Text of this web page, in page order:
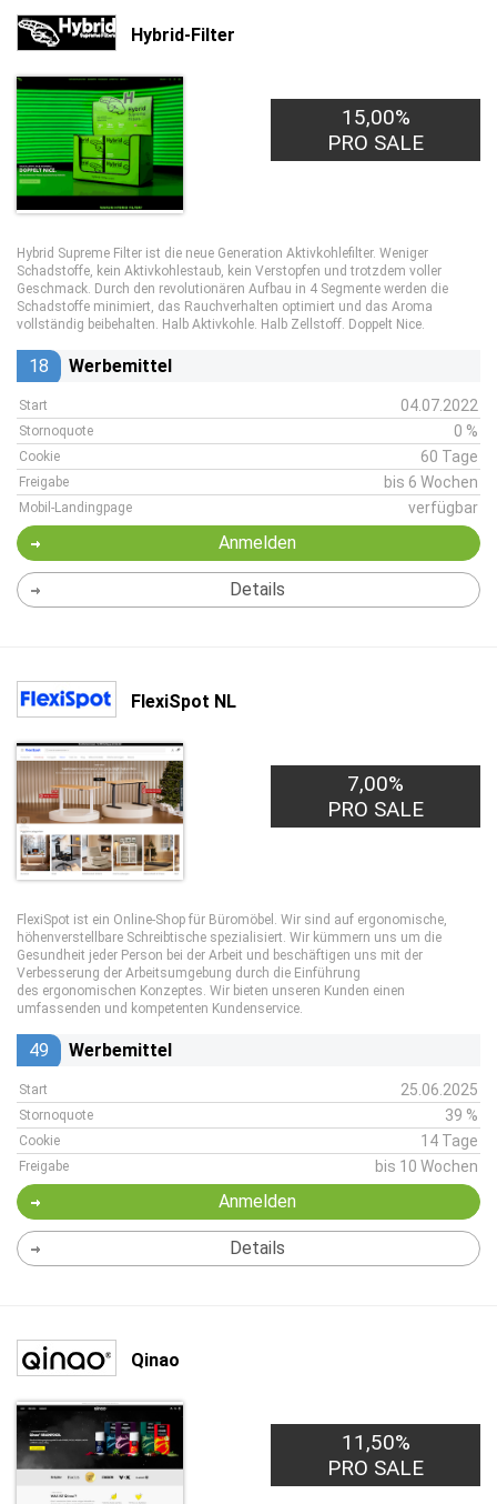
Hybrid-Filter
15,00%
PRO SALE
Hybrid Supreme Filter ist die neue Generation Aktivkohlefilter. Weniger
Schadstoffe, kein Aktivkohlestaub, kein Verstopfen und trotzdem voller
Geschmack. Durch den revolutionären Aufbau in 4 Segmente werden die
Schadstoffe minimiert, das Rauchverhalten optimiert und das Aroma
vollständig beibehalten. Halb Aktivkohle. Halb Zellstoff. Doppelt Nice.
18 Werbemittel
Start 04.07.2022
Stornoquote 0 %
Cookie 60 Tage
Freigabe bis 6 Wochen
Mobil-Landingpage verfügbar
Anmelden
Details
FlexiSpot NL
7,00%
PRO SALE
FlexiSpot ist ein Online-Shop für Büromöbel. Wir sind auf ergonomische,
höhenverstellbare Schreibtische spezialisiert. Wir kümmern uns um die
Gesundheit jeder Person bei der Arbeit und beschäftigen uns mit der
Verbesserung der Arbeitsumgebung durch die Einführung
des ergonomischen Konzeptes. Wir bieten unseren Kunden einen
umfassenden und kompetenten Kundenservice.
49 Werbemittel
Start 25.06.2025
Stornoquote 39 %
Cookie 14 Tage
Freigabe bis 10 Wochen
Anmelden
Details
Qinao
11,50%
PRO SALE